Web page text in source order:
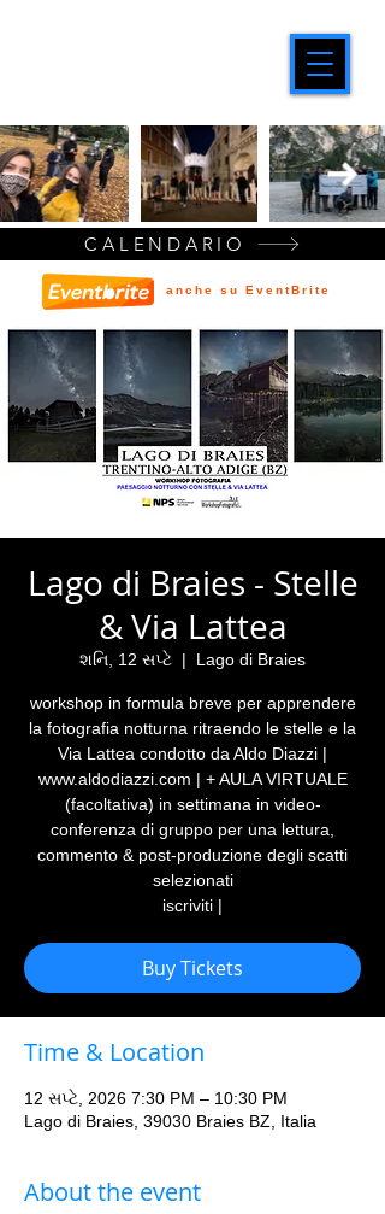
Lago di Braies - Stelle
& Via Lattea
શનિ, 12 સપ્ટે
  |
Lago di Braies
workshop in formula breve per apprendere
la fotografia notturna ritraendo le stelle e la
Via Lattea condotto da Aldo Diazzi |
www.aldodiazzi.com | + AULA VIRTUALE
(facoltativa) in settimana in video-
conferenza di gruppo per una lettura,
commento & post-produzione degli scatti
selezionati
iscriviti |
Buy Tickets
Time & Location
12 સપ્ટે, 2026 7:30 PM – 10:30 PM
Lago di Braies, 39030 Braies BZ, Italia
About the event
CALENDARIO
anche su EventBrite